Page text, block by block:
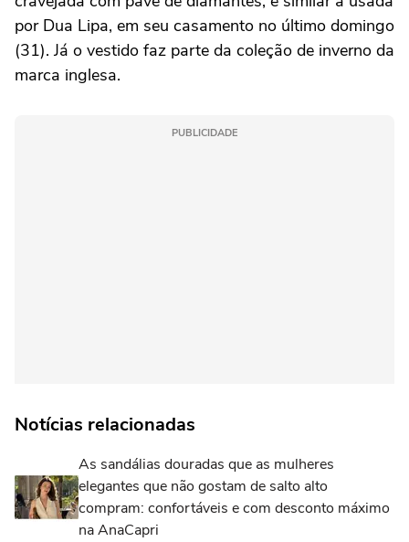
por Dua Lipa, em seu casamento no último domingo
(31). Já o vestido faz parte da coleção de inverno da
marca inglesa.
PUBLICIDADE
Notícias relacionadas
As sandálias douradas que as mulheres
elegantes que não gostam de salto alto
compram: confortáveis e com desconto máximo
na AnaCapri